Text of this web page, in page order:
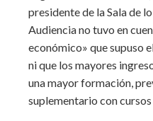
presidente de la Sala de
Audiencia no tuvo en
económico» que supuso
ni que los mayores
una mayor formación,
suplementario con